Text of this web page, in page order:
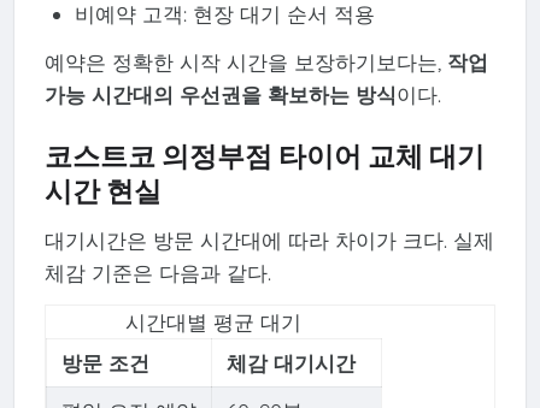
비예약 고객: 현장 대기 순서 적용
예약은 정확한 시작 시간을 보장하기보다는, 작업
가능 시간대의 우선권을 확보하는 방식이다.
코스트코 의정부점 타이어 교체 대기
시간 현실
대기시간은 방문 시간대에 따라 차이가 크다. 실제
체감 기준은 다음과 같다.
시간대별 평균 대기
방문 조건
체감 대기시간